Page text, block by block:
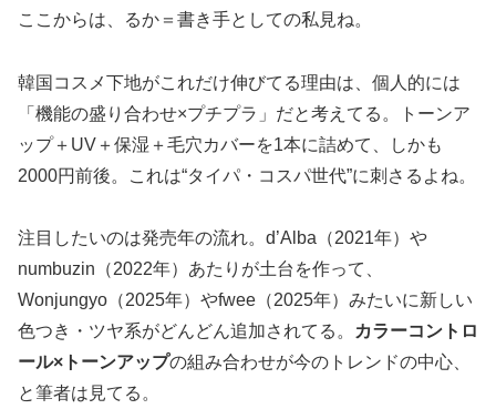
ここからは、るか＝書き手としての私見ね。
韓国コスメ下地がこれだけ伸びてる理由は、個人的には
「機能の盛り合わせ×プチプラ」だと考えてる。トーンア
ップ＋UV＋保湿＋毛穴カバーを1本に詰めて、しかも
2000円前後。これは“タイパ・コスパ世代”に刺さるよね。
注目したいのは発売年の流れ。d’Alba（2021年）や
numbuzin（2022年）あたりが土台を作って、
Wonjungyo（2025年）やfwee（2025年）みたいに新しい
色つき・ツヤ系がどんどん追加されてる。 カラーコントロ
ール×トーンアップの組み合わせが今のトレンドの中心、
と筆者は見てる。